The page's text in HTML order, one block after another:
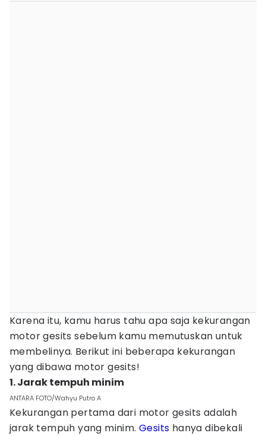
Karena itu, kamu harus tahu apa saja kekurangan
motor gesits sebelum kamu memutuskan untuk
membelinya. Berikut ini beberapa kekurangan
yang dibawa motor gesits!
1. Jarak tempuh minim
ANTARA FOTO/Wahyu Putro A
Kekurangan pertama dari motor gesits adalah
jarak tempuh yang minim. Gesits hanya dibekali